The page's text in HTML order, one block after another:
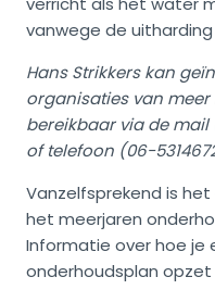
vanwege de
Hans Strikkers kan
organisaties van
bereikbaar via de mail
of telefoon (06-
Vanzelfsprekend is
het meerjaren
Informatie over hoe je
onderhoudsplan opzet